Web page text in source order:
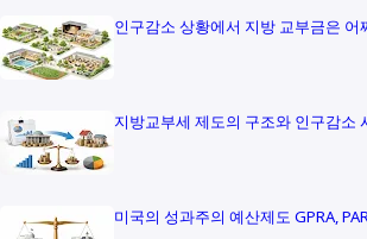
인구감소 상황에서 지방 교부금은 어
지방교부세 제도의 구조와 인구감소
미국의 성과주의 예산제도 GPRA,